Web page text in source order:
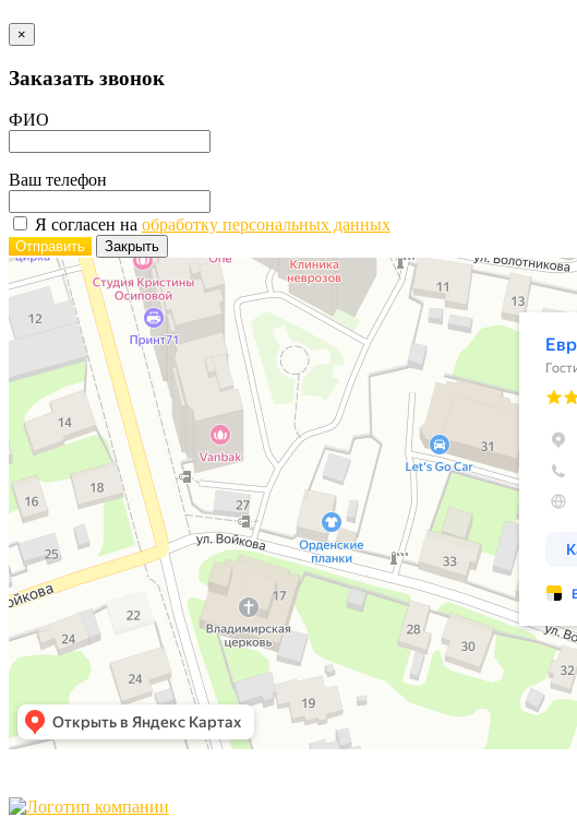
×
Заказать звонок
ФИО
Ваш телефон
Я согласен на обработку персональных данных
Отправить Закрыть